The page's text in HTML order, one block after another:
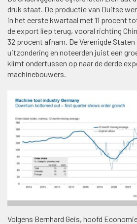
druk staat. De productie van Duitse
in het eerste kwartaal met 11 procent
de export liep terug, vooral richting
32 procent afnam. De Verenigde
uitzondering en noteerden juist een
klimt ondertussen op naar de derde
machinebouwers.
Volgens Bernhard Geis, hoofd